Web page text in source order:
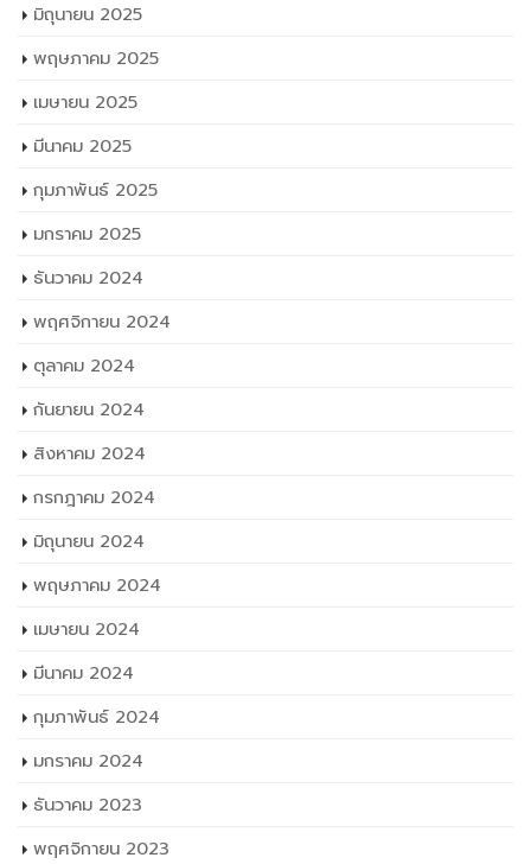
มิถุนายน 2025
พฤษภาคม 2025
เมษายน 2025
มีนาคม 2025
กุมภาพันธ์ 2025
มกราคม 2025
ธันวาคม 2024
พฤศจิกายน 2024
ตุลาคม 2024
กันยายน 2024
สิงหาคม 2024
กรกฎาคม 2024
มิถุนายน 2024
พฤษภาคม 2024
เมษายน 2024
มีนาคม 2024
กุมภาพันธ์ 2024
มกราคม 2024
ธันวาคม 2023
พฤศจิกายน 2023